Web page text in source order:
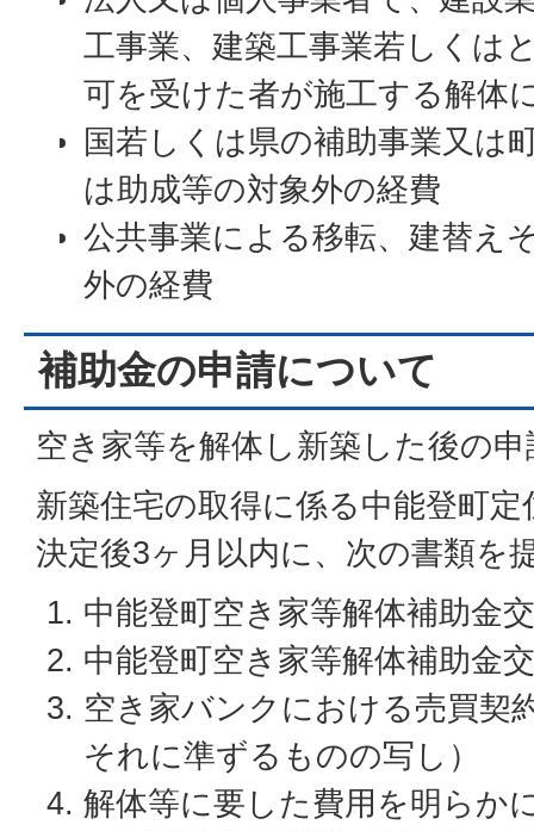
工事業、建築工事業若しくは
可を受けた者が施工する解体
国若しくは県の補助事業又は
は助成等の対象外の経費
公共事業による移転、建替え
外の経費
補助金の申請について
空き家等を解体し新築した後の
新築住宅の取得に係る中能登町
決定後3ヶ月以内に、次の書類を
中能登町空き家等解体補助金
中能登町空き家等解体補助金
空き家バンクにおける売買契
それに準ずるものの写し）
解体等に要した費用を明らか